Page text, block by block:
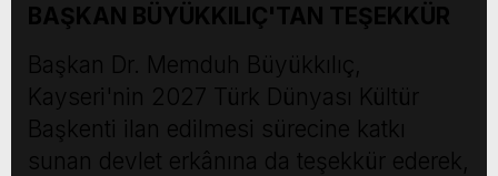
BAŞKAN BÜYÜKKILIÇ'TAN TEŞEKKÜR
Başkan Dr. Memduh Büyükkılıç,
Kayseri'nin 2027 Türk Dünyası Kültür
Başkenti ilan edilmesi sürecine katkı
sunan devlet erkânına da teşekkür ederek,